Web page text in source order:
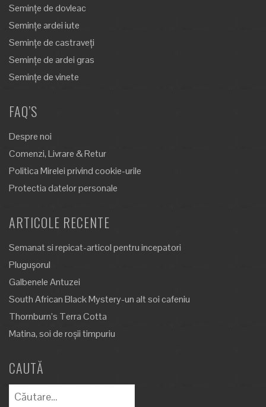
Semințe de dovleac
Semințe ardei iute
Semințe de castraveți
Semințe de ardei gras
Semințe de vinete
FAQ’S
Despre noi
Comenzi, Livrare & Retur
Politica Mirelei privind cookie-urile
Protectia datelor personale
ARTICOLE RECENTE
Semanat si repicat-articol pentru incepatori
Plugușorul
Galbenele Antuzei
South African Black Mystery-un alt soi cafeniu
Thornburn’s Terra Cotta
Matina, soi de roșii timpuriu
CAUTĂ
Caută